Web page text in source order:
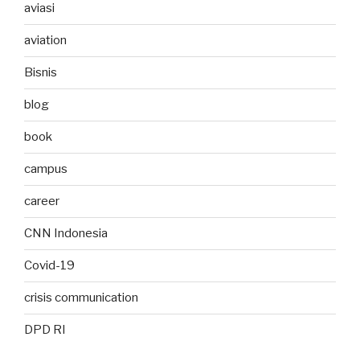
aviasi
aviation
Bisnis
blog
book
campus
career
CNN Indonesia
Covid-19
crisis communication
DPD RI